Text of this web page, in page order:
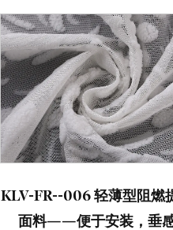
KLV-FR--006 轻薄型阻燃
面料——便于安装，垂